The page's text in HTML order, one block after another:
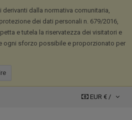
dalla normativa comunitaria,
dei dati personali n. 679/2016,
e tutela la riservatezza dei visitatori e
ogni sforzo possibile e proporzionato per
EUR € /